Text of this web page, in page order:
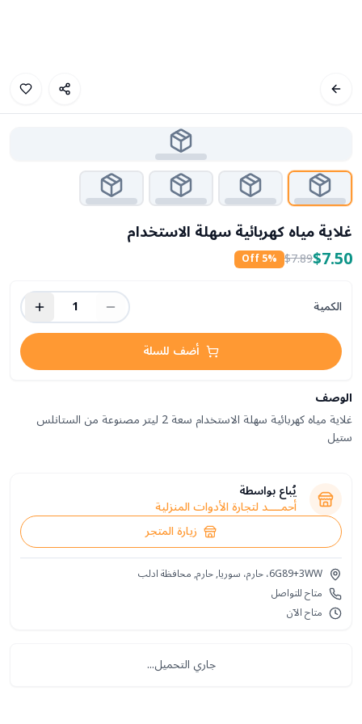
غلاية مياه كهربائية سهلة الاستخدام
$7.50
$7.89
5% Off
الكمية
1
أضف للسلة
الوصف
غلاية مياه كهربائية سهلة الاستخدام سعة 2 ليتر مصنوعة من الستانلس
ستيل
يُباع بواسطة
أحمــــد لتجارة الأدوات المنزلية
زيارة المتجر
6G89+3WW، حارم، سوريا, حارم, محافظة ادلب
متاح للتواصل
متاح الآن
جاري التحميل...